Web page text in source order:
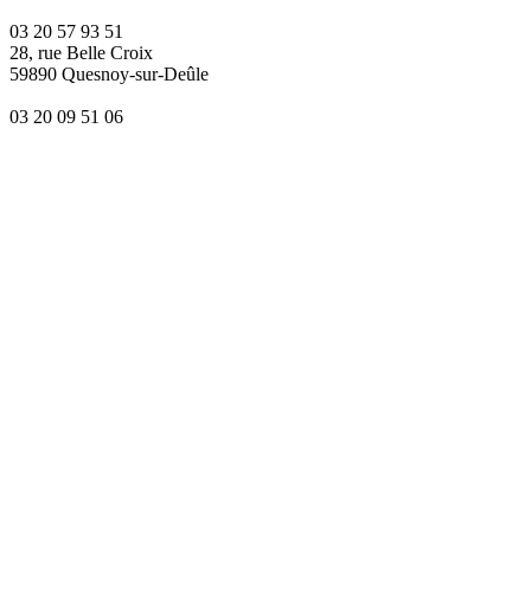
03 20 57 93 51
28, rue Belle Croix
59890 Quesnoy-sur-Deûle
03 20 09 51 06